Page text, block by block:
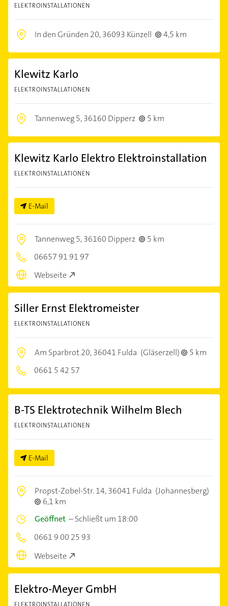
ELEKTROINSTALLATIONEN
In den Gründen 20,36093 Künzell 4,5 km
Klewitz Karlo
ELEKTROINSTALLATIONEN
Tannenweg 5,36160 Dipperz 5 km
Klewitz Karlo Elektro Elektroinstallation
ELEKTROINSTALLATIONEN
E-Mail
Tannenweg 5,36160 Dipperz
5 km
06657 91 91 97
Webseite
Siller Ernst Elektromeister
ELEKTROINSTALLATIONEN
Am Sparbrot 20,36041 Fulda (Gläserzell)
5 km
0661 5 42 57
B-TS Elektrotechnik Wilhelm Blech
ELEKTROINSTALLATIONEN
E-Mail
Propst-Zobel-Str. 14,36041 Fulda (Johannesberg)
6,1 km
Geöffnet –Schließt um 18:00
0661 9 00 25 93
Webseite
Elektro-Meyer GmbH
ELEKTROINSTALLATIONEN